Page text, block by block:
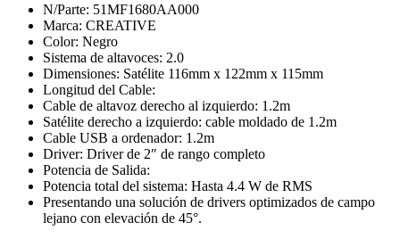
N/Parte: 51MF1680AA000
Marca: CREATIVE
Color: Negro
Sistema de altavoces: 2.0
Dimensiones: Satélite 116mm x 122mm x 115mm
Longitud del Cable:
Cable de altavoz derecho al izquierdo: 1.2m
Satélite derecho a izquierdo: cable moldado de 1.2m
Cable USB a ordenador: 1.2m
Driver: Driver de 2″ de rango completo
Potencia de Salida:
Potencia total del sistema: Hasta 4.4 W de RMS
Presentando una solución de drivers optimizados de campo
lejano con elevación de 45°.